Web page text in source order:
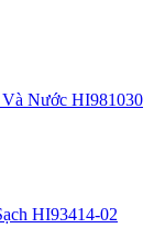
Nước HI981030
HI93414-02